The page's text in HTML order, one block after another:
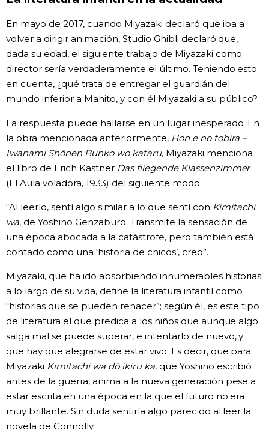
En mayo de 2017, cuando Miyazaki declaró que iba a
volver a dirigir animación, Studio Ghibli declaró que,
dada su edad, el siguiente trabajo de Miyazaki como
director sería verdaderamente el último. Teniendo esto
en cuenta, ¿qué trata de entregar el guardián del
mundo inferior a Mahito, y con él Miyazaki a su público?
La respuesta puede hallarse en un lugar inesperado. En
la obra mencionada anteriormente, Hon e no tobira –
Iwanami Shōnen Bunko wo kataru, Miyazaki menciona
el libro de Erich Kästner Das fliegende Klassenzimmer
(El Aula voladora, 1933) del siguiente modo:
“Al leerlo, sentí algo similar a lo que sentí con Kimitachi
wa, de Yoshino Genzaburō. Transmite la sensación de
una época abocada a la catástrofe, pero también está
contado como una ‘historia de chicos’, creo”.
Miyazaki, que ha ido absorbiendo innumerables historias
a lo largo de su vida, define la literatura infantil como
“historias que se pueden rehacer”; según él, es este tipo
de literatura el que predica a los niños que aunque algo
salga mal se puede superar, e intentarlo de nuevo, y
que hay que alegrarse de estar vivo. Es decir, que para
Miyazaki Kimitachi wa dō ikiru ka, que Yoshino escribió
antes de la guerra, anima a la nueva generación pese a
estar escrita en una época en la que el futuro no era
muy brillante. Sin duda sentiría algo parecido al leer la
novela de Connolly.